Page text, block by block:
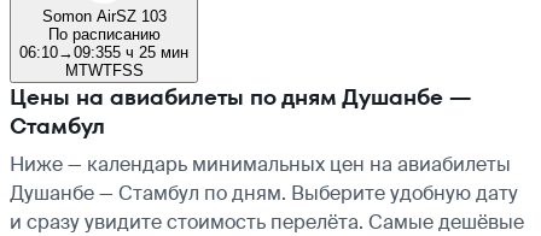
Somon AirSZ 103
По расписанию
06:10→09:355 ч 25 мин
MTWTFSS
Цены на авиабилеты по дням Душанбе —
Стамбул
Ниже — календарь минимальных цен на авиабилеты
Душанбе — Стамбул по дням. Выберите удобную дату
и сразу увидите стоимость перелёта. Самые дешёвые